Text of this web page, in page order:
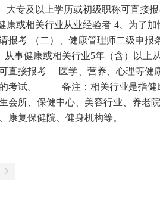
专及以上学历或初级职称可直接报
或相关行业从业经验者 4、为了
报考 （二）、健康管理师二级申报
事健康或相关行业5年（含）以上
直接报考 医学、营养、心理等健
的考试。 备注：相关行业是指健
会所、保健中心、美容行业、养老
康复保健院、健身机构等。